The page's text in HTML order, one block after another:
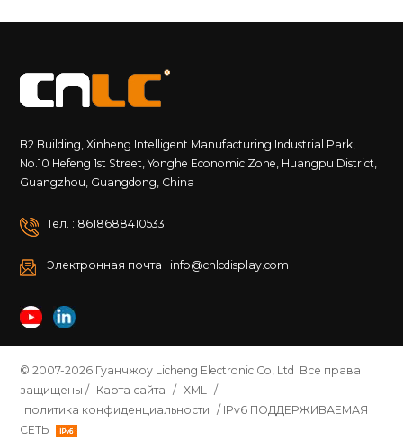
B2 Building, Xinheng Intelligent Manufacturing Industrial Park,
No.10 Hefeng 1st Street, Yonghe Economic Zone, Huangpu District,
Guangzhou, Guangdong, China
Тел. : 8618688410533
Электронная почта : info@cnlcdisplay.com
© 2007-2026 Гуанчжоу Licheng Electronic Co, Ltd Все права
защищены / Карта сайта / XML
/
политика конфиденциальности / IPv6 ПОДДЕРЖИВАЕМАЯ
СЕТЬ